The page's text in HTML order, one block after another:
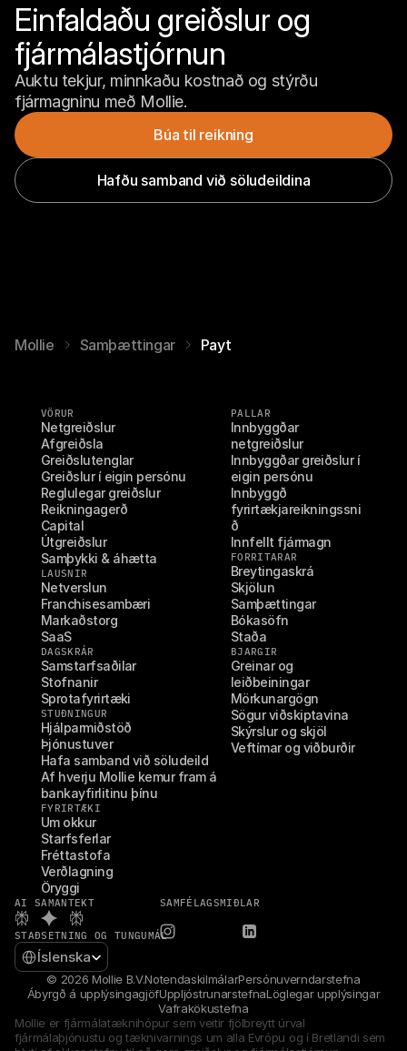
Einfaldaðu greiðslur og
fjármálastjórnun
Auktu tekjur, minnkaðu kostnað og stýrðu
fjármagninu með Mollie.
Búa til reikning
Hafðu samband við söludeildina
Mollie Samþættingar Payt
VÖRUR
Netgreiðslur
Afgreiðsla
Greiðslutenglar
Greiðslur í eigin persónu
Reglulegar greiðslur
Reikningagerð
Capital
Útgreiðslur
Samþykki & áhætta
LAUSNIR
Netverslun
Franchisesambæri
Markaðstorg
SaaS
DAGSKRÁR
Samstarfsaðilar
Stofnanir
Sprotafyrirtæki
STUÐNINGUR
Hjálparmiðstöð
Þjónustuver
Hafa samband við söludeild
Af hverju Mollie kemur fram á
bankayfirlitinu þínu
FYRIRTÆKI
Um okkur
Starfsferlar
Fréttastofa
Verðlagning
Öryggi
PALLAR
Innbyggðar
netgreiðslur
Innbyggðar greiðslur í
eigin persónu
Innbyggð
fyrirtækjareikningssni
ð
Innfellt fjármagn
FORRITARAR
Breytingaskrá
Skjölun
Samþættingar
Bókasöfn
Staða
BJARGIR
Greinar og
leiðbeiningar
Mörkunargögn
Sögur viðskiptavina
Skýrslur og skjöl
Veftímar og viðburðir
AI SAMANTEKT SAMFÉLAGSMIÐLAR
STAÐSETNING OG TUNGUMÁL
Select Language
Íslenska
© 2026 Mollie B.V.NotendaskilmálarPersónuverndarstefna
Ábyrgð á upplýsingagjöfUppljóstrunarstefnaLöglegar upplýsingar
Vafrakökustefna
Mollie er fjármálatæknihópur sem veitir fjölbreytt úrval
fjármálaþjónustu og tæknivarnings um alla Evrópu og í Bretlandi sem